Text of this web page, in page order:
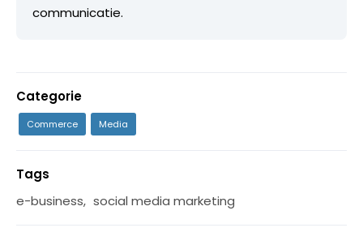
communicatie.
Categorie
Commerce Media
Tags
e-business, social media marketing